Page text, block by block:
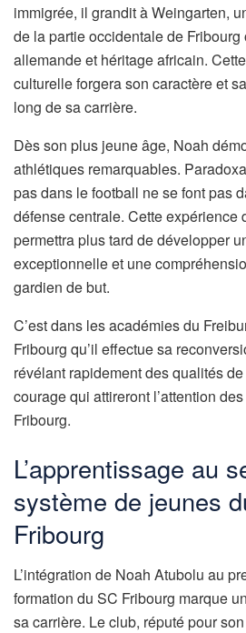
immigrée, il grandit à Weingarten,
de la partie occidentale de
allemande et héritage africain.
culturelle forgera son caractère et
long de sa carrière.
Dès son plus jeune âge, Noah
athlétiques remarquables.
pas dans le football ne se font pas
défense centrale. Cette expérience
permettra plus tard de développer
exceptionnelle et une
gardien de but.
C’est dans les académies du
Fribourg qu’il effectue sa
révélant rapidement des qualités
courage qui attireront l’attention
Fribourg.
L’apprentissage au
système de jeunes
Fribourg
L’intégration de Noah Atubolu au
formation du SC Fribourg marque
sa carrière. Le club, réputé pour